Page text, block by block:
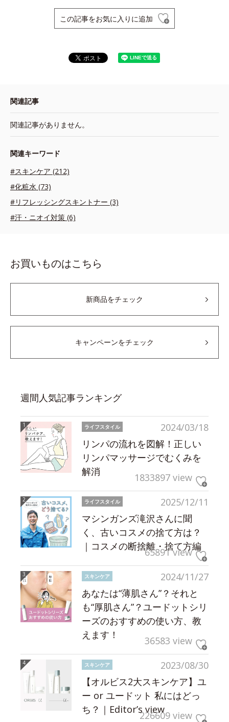
この記事をお気に入りに追加
関連記事
関連記事がありません。
関連キーワード
#スキンケア (212)
#化粧水 (73)
#リフレッシングスキントナー (3)
#汗・ニオイ対策 (6)
お買いものはこちら
新商品をチェック
キャンペーンをチェック
週間人気記事ランキング
2024/03/18
ライフスタイル
リンパの流れを図解！正しい
リンパマッサージでむくみを
解消
1833897 view
2025/12/11
ライフスタイル
マシンガンズ滝沢さんに聞
く、古いコスメの捨て方は？
｜コスメの断捨離・捨て方編
65891 view
2024/11/27
スキンケア
あなたは“薄肌さん”？それと
も“厚肌さん”？ユードットシリ
ーズのおすすめの使い方、教
えます！
36583 view
2023/08/30
スキンケア
【オルビス2大スキンケア】ユ
ー or ユードット 私にはどっ
ち？｜Editor’s view226609 view